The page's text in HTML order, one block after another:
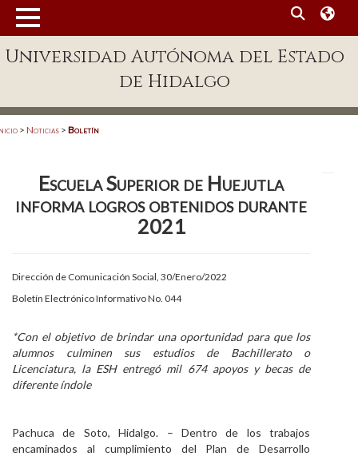
Enlaces
Patronato
Acreditación Internacional
Aspirantes
Personal
Visitantes
Universidad Autónoma del Estado
de Hidalgo
> Noticias > Boletín
Escuela Superior de Huejutla
informa logros obtenidos durante
2021
Dirección de Comunicación Social, 30/Enero/2022
Boletín Electrónico Informativo No. 044
*Con el objetivo de brindar una oportunidad para que los
alumnos culminen sus estudios de Bachillerato o
Licenciatura, la ESH entregó mil 674 apoyos y becas de
diferente índole
Pachuca de Soto, Hidalgo. – Dentro de los trabajos
encaminados al cumplimiento del Plan de Desarrollo